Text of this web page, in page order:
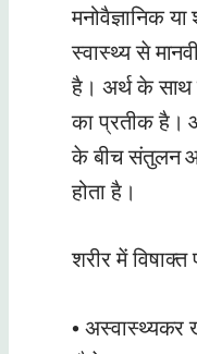
मनोवैज्ञानिक
स्वास्थ्य से
है। अर्थ के साथ
का प्रतीक है।
के बीच संतुलन
होता है।
शरीर में
• अस्वास्थ्यकर